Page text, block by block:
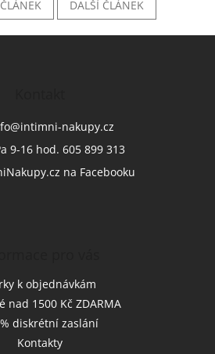
DALŠÍ ČLÁNEK
@intimni-nakupy.cz
9-16 hod. 605 899 313
na Facebooku
k objednávkám
nad 1500 Kč ZDARMA
diskrétní zaslání
Kontakty